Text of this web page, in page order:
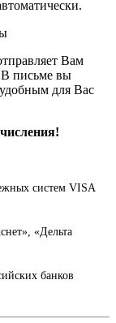
Вам
В письме вы
для Вас
систем VISA
«Дельта
банков